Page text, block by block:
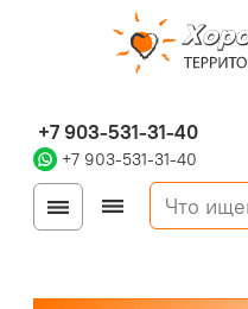
+7 903-531-31-40
+7 903-531-31-40